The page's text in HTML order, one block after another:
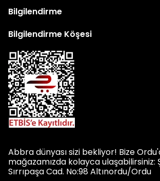
Bilgilendirme
Bilgilendirme Köşesi
Abbra dünyası sizi bekliyor! Bize
mağazamızda kolayca ulaşabilirsiniz:
Sırrıpaşa Cad. No:98 Altınordu/Ordu